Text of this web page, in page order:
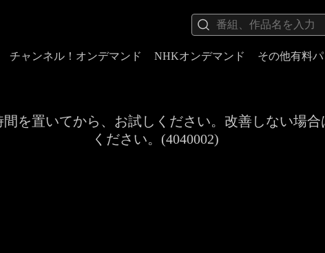
チャンネル！オンデマンド NHKオンデマンド その他有料パ
を置いてから、お試しください。改善しない場
ください。(4040002)